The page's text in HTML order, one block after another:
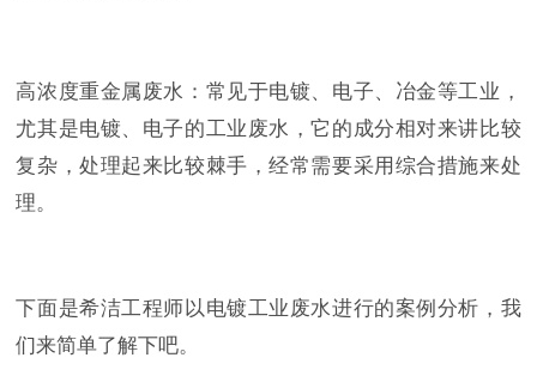
高浓度重金属废水：常见于电镀、电子、冶金等工业，
尤其是电镀、电子的工业废水，它的成分相对来讲比较
复杂，处理起来比较棘手，经常需要采用综合措施来处
理。
下面是希洁工程师以电镀工业废水进行的案例分析，我
们来简单了解下吧。